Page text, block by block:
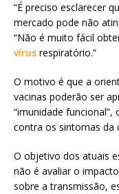
“É preciso esclarecer
mercado pode não
“Não é muito fácil
vírus respiratório.”
O motivo é que a
vacinas poderão ser
“imunidade
contra os sintomas da
O objetivo dos atuais
não é avaliar o
sobre a transmissão,